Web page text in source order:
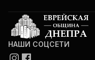
НАШИ СОЦСЕТИ